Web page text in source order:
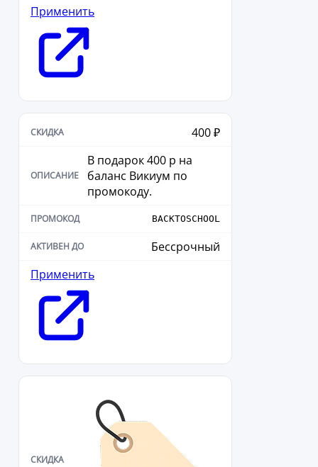
Применить
400 ₽
В подарок 400 р на
баланс Викиум по
промокоду.
BACKTOSCHOOL
Бессрочный
Применить